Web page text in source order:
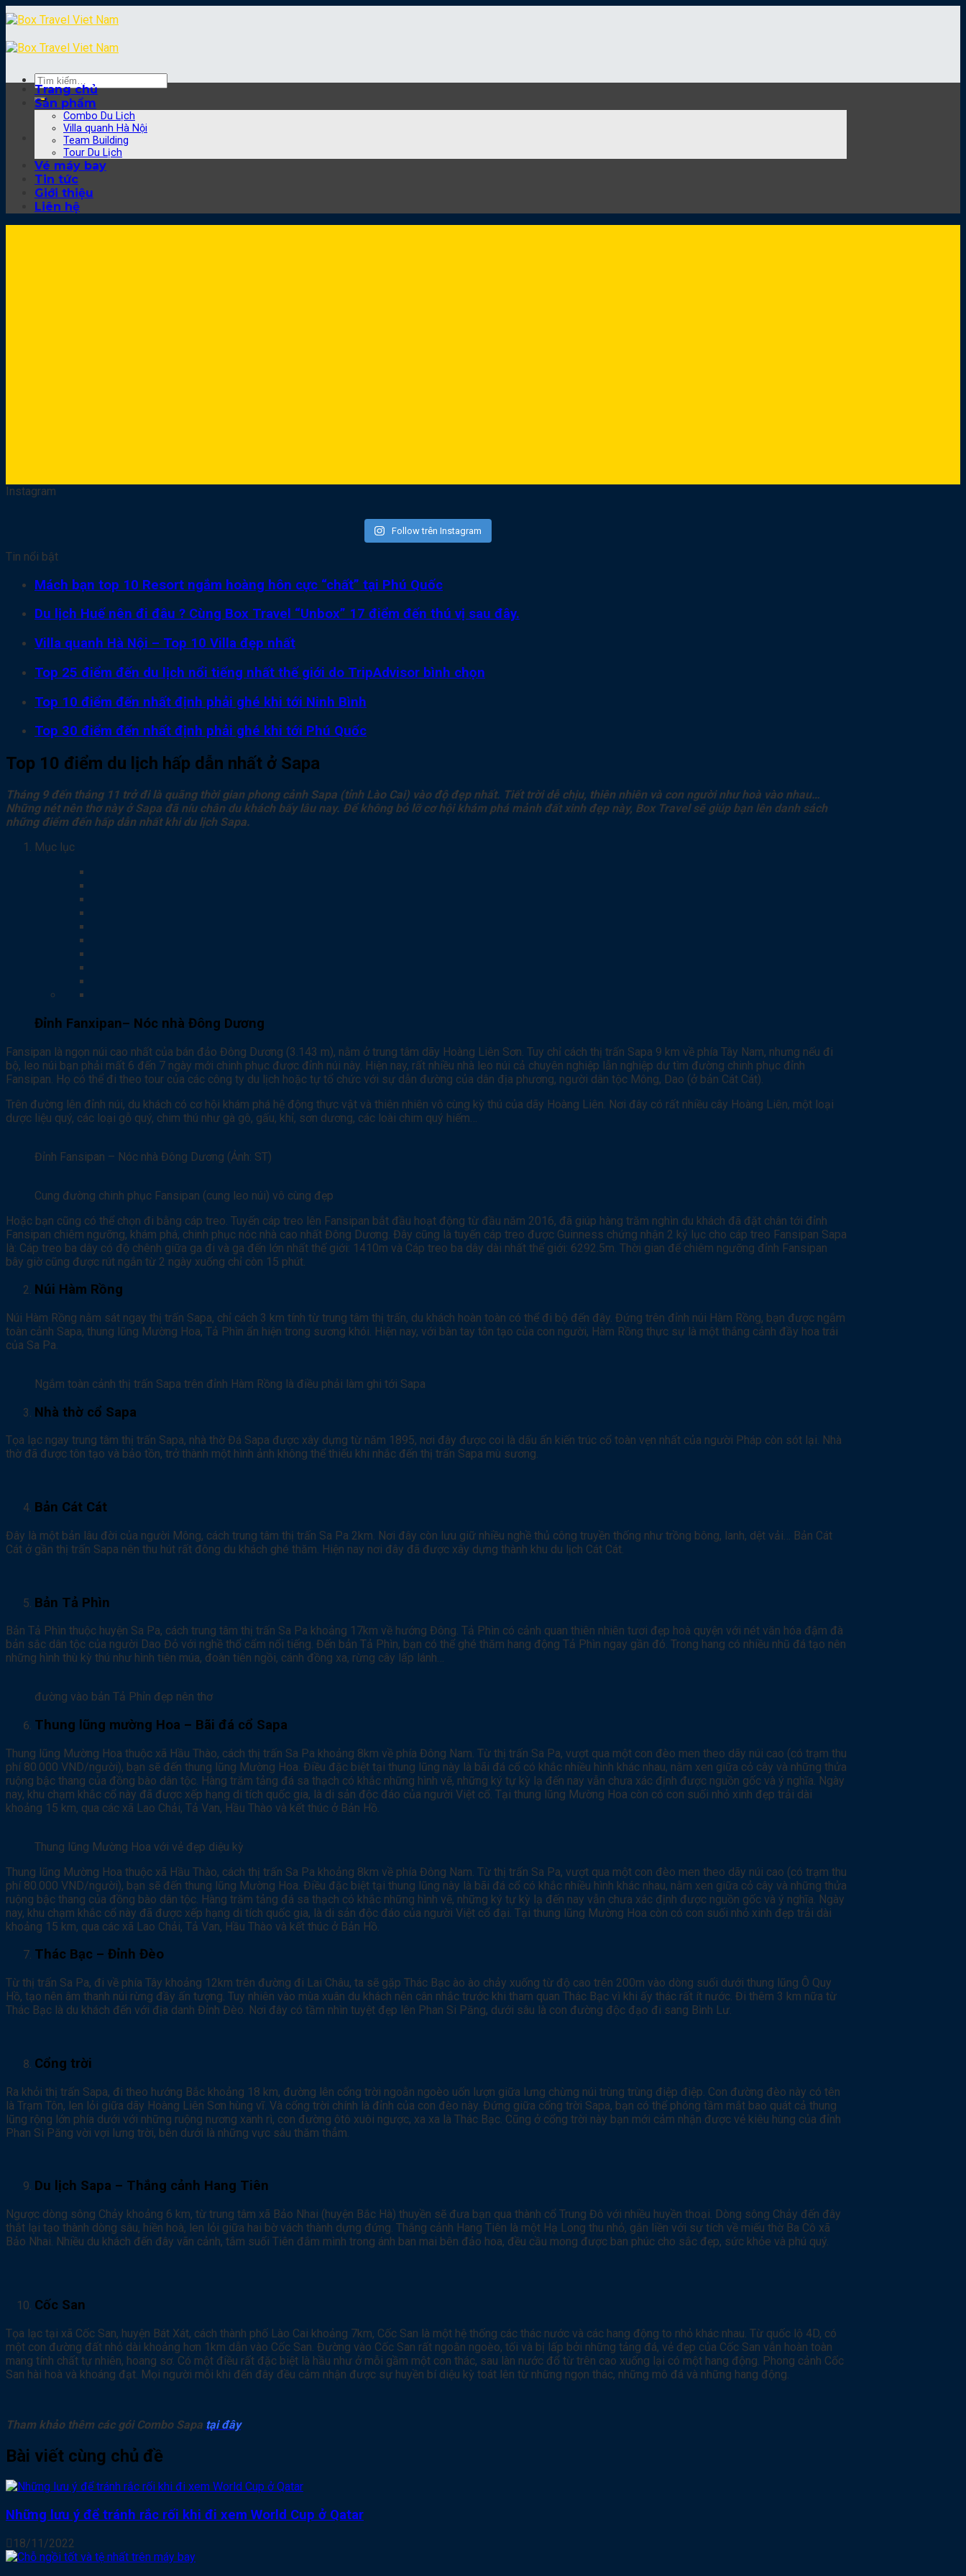
Skip
to
content
Tìm
kiếm:
Trang chủ
Sản phẩm
Combo Du Lịch
Villa quanh Hà Nội
Team Building
Tour Du Lịch
Vé máy bay
Tin tức
Giới thiệu
Liên hệ
Instagram
Follow trên Instagram
Tin nổi bật
Mách bạn top 10 Resort ngắm hoàng hôn cực “chất” tại Phú Quốc
Du lịch Huế nên đi đâu ? Cùng Box Travel “Unbox” 17 điểm đến thú vị sau đây.
Villa quanh Hà Nội – Top 10 Villa đẹp nhất
Top 25 điểm đến du lịch nổi tiếng nhất thế giới do TripAdvisor bình chọn
Top 10 điểm đến nhất định phải ghé khi tới Ninh Bình
Top 30 điểm đến nhất định phải ghé khi tới Phú Quốc
Top 10 điểm du lịch hấp dẫn nhất ở Sapa
Tháng 9 đến tháng 11 trở đilà quãng thời gian phong cảnh Sapa (tỉnh Lào Cai) vào độ đẹp nhất. Tiết trời dễ chịu, thiên nhiên và con người nhưhoà vào nhau…
Những nétnên thơ nàyở Sapa đã níu chân du khách bấy lâu nay. Để không bỏ lỡ cơ hội khám phá mảnhđấtxinh đẹp này, Box Travel sẽgiúp bạn lên danh sách
những điểm đến hấp dẫn nhất khi du lịch Sapa.
Mục lục
Đỉnh Fanxipan– Nóc nhà Đông Dương
Fansipan là ngọn núi cao nhất của bán đảo Đông Dương (3.143 m), nằm ở trung tâm dãy Hoàng Liên Sơn. Tuy chỉ cách thị trấn Sapa 9 km về phía Tây Nam, nhưng nếu đi
bộ, leo núi bạn phải mất 6 đến 7 ngày mới chinh phục được đỉnh núi này. Hiện nay, rất nhiều nhà leo núi cả chuyên nghiệp lẫn nghiệp dư tìm đường chinh phục đỉnh
Fansipan. Họ có thể đi theo tour của các công ty du lịch hoặc tự tổ chức với sự dẫn đường của dân địa phương, người dân tộc Mông, Dao (ở bản Cát Cát).
Trên đường lên đỉnh núi, du khách có cơ hội khám phá hệ động thực vật và thiên nhiên vô cùng kỳ thú của dãy Hoàng Liên. Nơi đây có rất nhiều cây Hoàng Liên, một loại
dược liệu quý, các loại gỗ quý, chim thú như gà gô, gấu, khỉ, sơn dương, các loài chim quý hiếm…
Đỉnh Fansipan – Nóc nhà Đông Dương (Ảnh: ST)
Cung đường chinh phục Fansipan (cung leo núi) vô cùng đẹp
Hoặc bạn cũng có thể chọn đi bằng cáp treo. Tuyến cáp treo lên Fansipan bắt đầu hoạt động từ đầu năm 2016, đã giúp hàng trăm nghìn du khách đã đặt chân tới đỉnh
Fansipan chiêm ngưỡng, khám phá, chinh phục nóc nhà cao nhất Đông Dương. Đây cũng là tuyến cáp treo được Guinness chứng nhận 2 kỷ lục cho cáp treo Fansipan Sapa
là: Cáp treo ba dây có độ chênh giữa ga đi và ga đến lớn nhất thế giới: 1410m và Cáp treo ba dây dài nhất thế giới: 6292.5m. Thời gian để chiêm ngưỡng đỉnh Fansipan
bây giờ cũng được rút ngắn từ 2 ngày xuống chỉ còn 15 phút.
Núi Hàm Rồng
Núi Hàm Rồng nằm sát ngay thị trấn Sapa, chỉ cách 3 km tính từ trung tâm thị trấn, du khách hoàn toàn có thể đi bộ đến đây. Đứng trên đỉnh núi Hàm Rồng, bạn được ngắm
toàn cảnh Sapa, thung lũng Mường Hoa, Tả Phìn ẩn hiện trong sương khói. Hiện nay, với bàn tay tôn tạo của con người, Hàm Rồng thực sự là một thắng cảnh đầy hoa trái
của Sa Pa.
Ngắm toàn cảnh thị trấn Sapa trên đỉnh Hàm Rồng là điều phải làm ghi tới Sapa
Nhà thờ cổ Sapa
Tọa lạc ngay trung tâm thị trấn Sapa, nhà thờ Đá Sapa được xây dựng từ năm 1895, nơi đây được coi là dấu ấn kiến trúc cổ toàn vẹn nhất của người Pháp còn sót lại. Nhà
thờ đã được tôn tạo và bảo tồn, trở thành một hình ảnh không thể thiếu khi nhắc đến thị trấn Sapa mù sương.
Bản Cát Cát
Đây là một bản lâu đời của người Mông, cách trung tâm thị trấn Sa Pa 2km. Nơi đây còn lưu giữ nhiều nghề thủ công truyền thống như trồng bông, lanh, dệt vải… Bản Cát
Cát ở gần thị trấn Sapa nên thu hút rất đông du khách ghé thăm. Hiện nay nơi đây đã được xây dựng thành khu du lịch Cát Cát.
Bản Tả Phìn
Bản Tả Phìn thuộc huyện Sa Pa, cách trung tâm thị trấn Sa Pa khoảng 17km về hướng Đông. Tả Phìn có cảnh quan thiên nhiên tươi đẹp hoà quyện với nét văn hóa đậm đà
bản sắc dân tộc của người Dao Đỏ với nghề thổ cẩm nổi tiếng. Đến bản Tả Phìn, bạn có thể ghé thăm hang động Tả Phìn ngay gần đó. Trong hang có nhiều nhũ đá tạo nên
những hình thù kỳ thú như hình tiên múa, đoàn tiên ngồi, cánh đồng xa, rừng cây lấp lánh…
đường vào bản Tả Phỉn đẹp nên thơ
Thung lũng mường Hoa – Bãi đá cổ Sapa
Thung lũng Mường Hoa thuộc xã Hầu Thào, cách thị trấn Sa Pa khoảng 8km về phía Đông Nam. Từ thị trấn Sa Pa, vượt qua một con đèo men theo dãy núi cao (có trạm thu
phí 80.000 VND/người), bạn sẽ đến thung lũng Mường Hoa. Điều đặc biệt tại thung lũng này là bãi đá cổ có khắc nhiều hình khác nhau, nằm xen giữa cỏ cây và những thửa
ruộng bậc thang của đồng bào dân tộc. Hàng trăm tảng đá sa thạch có khắc những hình vẽ, những ký tự kỳ lạ đến nay vẫn chưa xác định được nguồn gốc và ý nghĩa. Ngày
nay, khu chạm khắc cổ này đã được xếp hạng di tích quốc gia, là di sản độc đáo của người Việt cổ. Tại thung lũng Mường Hoa còn có con suối nhỏ xinh đẹp trải dài
khoảng 15 km, qua các xã Lao Chải, Tả Van, Hầu Thào và kết thúc ở Bản Hồ.
Thung lũng Mường Hoa với vẻ đẹp diệu kỳ
Thung lũng Mường Hoa thuộc xã Hầu Thào, cách thị trấn Sa Pa khoảng 8km về phía Đông Nam. Từ thị trấn Sa Pa, vượt qua một con đèo men theo dãy núi cao (có trạm thu
phí 80.000 VND/người), bạn sẽ đến thung lũng Mường Hoa. Điều đặc biệt tại thung lũng này là bãi đá cổ có khắc nhiều hình khác nhau, nằm xen giữa cỏ cây và những thửa
ruộng bậc thang của đồng bào dân tộc. Hàng trăm tảng đá sa thạch có khắc những hình vẽ, những ký tự kỳ lạ đến nay vẫn chưa xác định được nguồn gốc và ý nghĩa. Ngày
nay, khu chạm khắc cổ này đã được xếp hạng di tích quốc gia, là di sản độc đáo của người Việt cổ đại. Tại thung lũng Mường Hoa còn có con suối nhỏ xinh đẹp trải dài
khoảng 15 km, qua các xã Lao Chải, Tả Van, Hầu Thào và kết thúc ở Bản Hồ.
Thác Bạc – Đỉnh Đèo
Từ thị trấn Sa Pa, đi về phía Tây khoảng 12km trên đường đi Lai Châu, ta sẽ gặp Thác Bạc ào ào chảy xuống từ độ cao trên 200m vào dòng suối dưới thung lũng Ô Quy
Hồ, tạo nên âm thanh núi rừng đầy ấn tượng. Tuy nhiên vào mùa xuân du khách nên cân nhắc trước khi tham quan Thác Bạc vì khi ấy thác rất ít nước. Đi thêm 3 km nữa từ
Thác Bạc là du khách đến với địa danh Đỉnh Đèo. Nơi đây có tầm nhìn tuyệt đẹp lên Phan Si Păng, dưới sâu là con đường độc đạo đi sang Bình Lư.
Cổng trời
Ra khỏi thị trấn Sapa, đi theo hướng Bắc khoảng 18 km, đường lên cổng trời ngoằn ngoèo uốn lượn giữa lưng chừng núi trùng trùng điệp điệp. Con đường đèo này có tên
là Trạm Tôn, len lỏi giữa dãy Hoàng Liên Sơn hùng vĩ. Và cổng trời chính là đỉnh của con đèo này. Đứng giữa cổng trời Sapa, bạn có thể phóng tầm mắt bao quát cả thung
lũng rộng lớn phía dưới với những ruộng nương xanh rì, con đường ôtô xuôi ngược, xa xa là Thác Bạc. Cũng ở cổng trời này bạn mới cảm nhận được vẻ kiêu hùng của đỉnh
Phan Si Păng vời vợi lưng trời, bên dưới là những vực sâu thăm thẳm.
Du lịch Sapa – Thắng cảnh Hang Tiên
Ngược dòng sông Chảy khoảng 6 km, từ trung tâm xã Bảo Nhai (huyện Bắc Hà) thuyền sẽ đưa bạn qua thành cổ Trung Đô với nhiều huyền thoại. Dòng sông Chảy đến đây
thắt lại tạo thành dòng sâu, hiền hoà, len lỏi giữa hai bờ vách thành dựng đứng. Thắng cảnh Hang Tiên là một Hạ Long thu nhỏ, gắn liền với sự tích về miếu thờ Ba Cô xã
Bảo Nhai. Nhiều du khách đến đây vãn cảnh, tắm suối Tiên đắm mình trong ánh ban mai bên đảo hoa, đều cầu mong được ban phúc cho sắc đẹp, sức khỏe và phú quý.
Cốc San
Tọa lạc tại xã Cốc San, huyện Bát Xát, cách thành phố Lào Cai khoảng 7km, Cốc San là một hệ thống các thác nước và các hang động to nhỏ khác nhau. Từ quốc lộ 4D, có
một con đường đất nhỏ dài khoảng hơn 1km dẫn vào Cốc San. Đường vào Cốc San rất ngoằn ngoèo, tối và bị lấp bởi những tảng đá, vẻ đẹp của Cốc San vẫn hoàn toàn
mang tính chất tự nhiên, hoang sơ. Có một điều rất đặc biệt là hầu như ở mỗi gầm một con thác, sau làn nước đổ từ trên cao xuống lại có một hang động. Phong cảnh Cốc
San hài hoà và khoáng đạt. Mọi người mỗi khi đến đây đều cảm nhận được sự huyền bí diệu kỳ toát lên từ những ngọn thác, những mô đá và những hang động.
Tham khảo thêm các gói Combo Sapa tại đây
Bài viết cùng chủ đề
Những lưu ý để tránh rắc rối khi đi xem World Cup ở Qatar
18/11/2022